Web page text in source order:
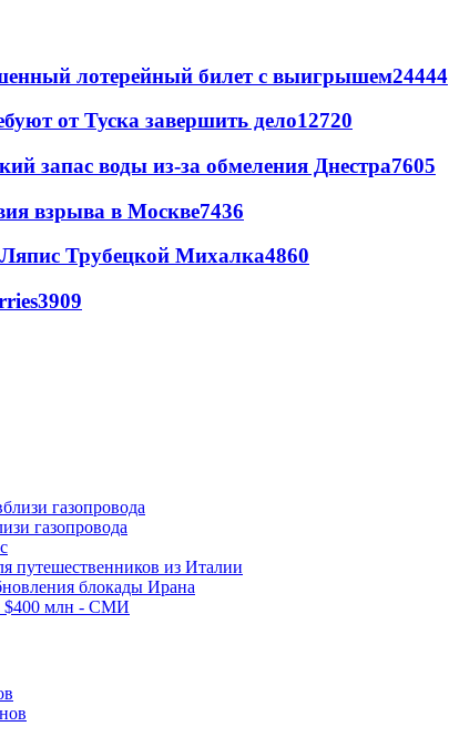
лотерейный билет с выигрышем24444
от Туска завершить дело12720
запас воды из-за обмеления Днестра7605
взрыва в Москве7436
Трубецкой Михалка4860
3909
газопровода
путешественников из Италии
блокады Ирана
$400 млн - СМИ